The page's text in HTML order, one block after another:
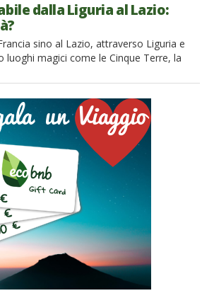
dalla Liguria al Lazio:
sino al Lazio, attraverso Liguria e
luoghi magici come le Cinque Terre, la
il protocollo d intesa tra le tre
il progetto per chiedere i
e creare […]